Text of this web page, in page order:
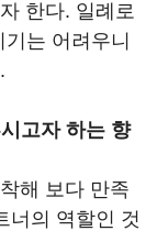
한다. 일례로
는 어려우니
고자 하는 향
해 보다 만족
너의 역할인 것